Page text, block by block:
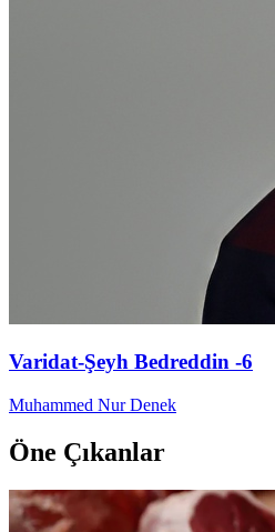
Varidat-Şeyh Bedreddin -6
Muhammed Nur Denek
Öne Çıkanlar